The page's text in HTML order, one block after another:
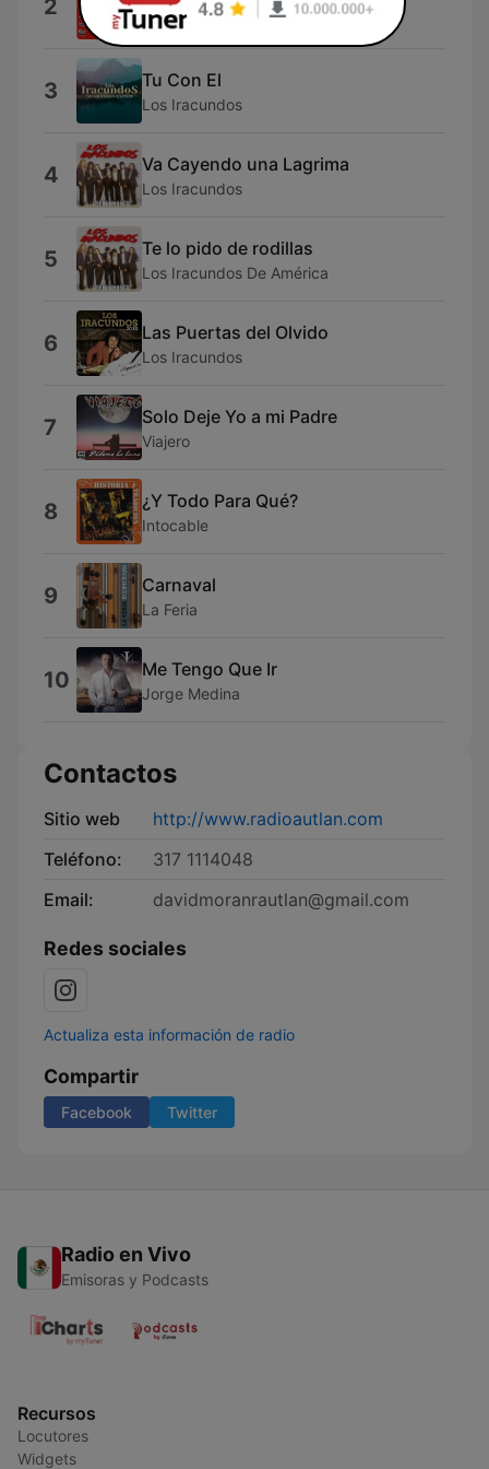
2 Los Pasteles Verdes
3 Tu Con El
Los Iracundos
4 Va Cayendo una Lagrima
Los Iracundos
5 Te lo pido de rodillas
Los Iracundos De América
6 Las Puertas del Olvido
Los Iracundos
7 Solo Deje Yo a mi Padre
Viajero
8 ¿Y Todo Para Qué?
Intocable
9 Carnaval
La Feria
10 Me Tengo Que Ir
Jorge Medina
Contactos
Sitio web
http://www.radioautlan.com
Teléfono:
317 1114048
Email:
davidmoranrautlan@gmail.com
Redes sociales
Actualiza esta información de radio
Compartir
Facebook Twitter
Radio en Vivo
Emisoras y Podcasts
Recursos
Locutores
Widgets